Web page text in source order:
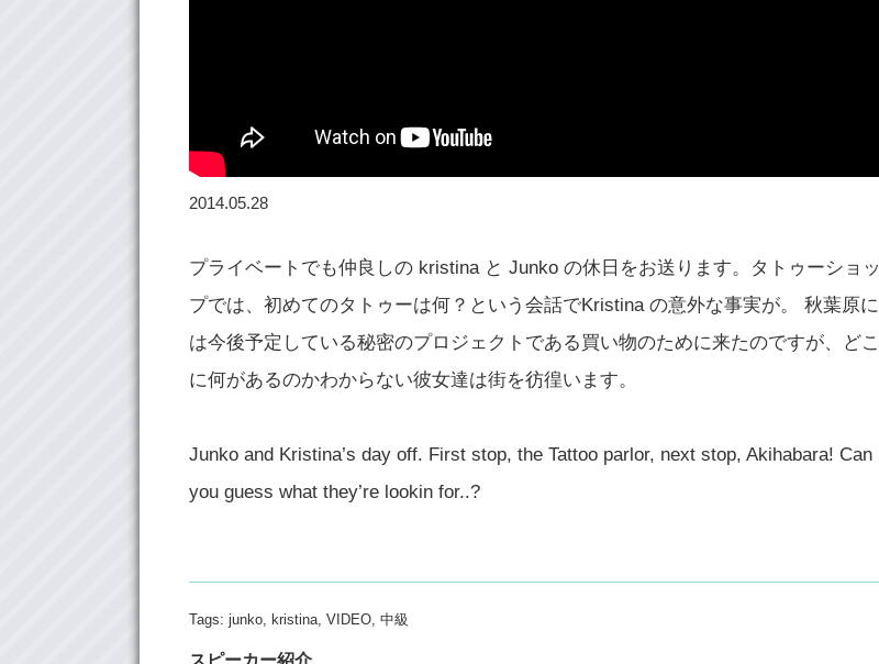
2014.05.28
プライベートでも仲良しの kristina と Junko の休日をお送ります。タトゥーショッ
プでは、初めてのタトゥーは何？という会話でKristina の意外な事実が。 秋葉原に
は今後予定している秘密のプロジェクトである買い物のために来たのですが、どこ
に何があるのかわからない彼女達は街を彷徨います。
Junko and Kristina’s day off. First stop, the Tattoo parlor, next stop, Akihabara! Can
you guess what they’re lookin for..?
Tags: junko, kristina, VIDEO, 中級
スピーカー紹介